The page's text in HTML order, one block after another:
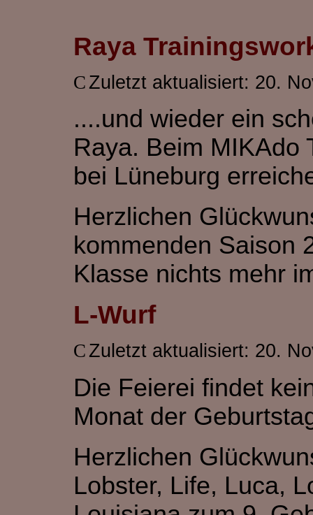
Raya
Zuletzt aktualisiert: 20.
....und wieder ein
Raya. Beim MIKAdo
bei Lüneburg
Herzlichen
kommenden Saison
Klasse nichts mehr
L-Wurf
Zuletzt aktualisiert: 20.
Die Feierei findet
Monat der
Herzlichen
Lobster, Life, Luca,